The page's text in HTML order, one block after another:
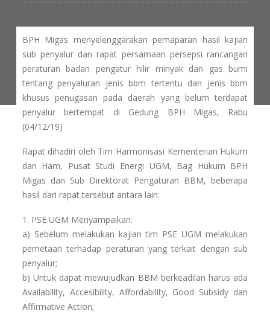
BPH Migas menyelenggarakan pemaparan hasil kajian
sub penyalur dan rapat persamaan persepsi rancangan
peraturan badan pengatur hilir minyak dan gas bumi
tentang penyaluran jenis bbm tertentu dan jenis bbm
khusus penugasan pada daerah yang belum terdapat
penyalur bertempat di Gedung BPH Migas, Rabu
(04/12/19)
Rapat dihadiri oleh Tim Harmonisasi Kementerian Hukum
dan Ham, Pusat Studi Energi UGM, Bag Hukum BPH
Migas dan Sub Direktorat Pengaturan BBM, beberapa
hasil dari rapat tersebut antara lain:
1. PSE UGM Menyampaikan:
a) Sebelum melakukan kajian tim PSE UGM melakukan
pemetaan terhadap peraturan yang terkait dengan sub
penyalur;
b) Untuk dapat mewujudkan BBM berkeadilan harus ada
Availability, Accesibility, Affordability, Good Subsidy dan
Affirmative Action;